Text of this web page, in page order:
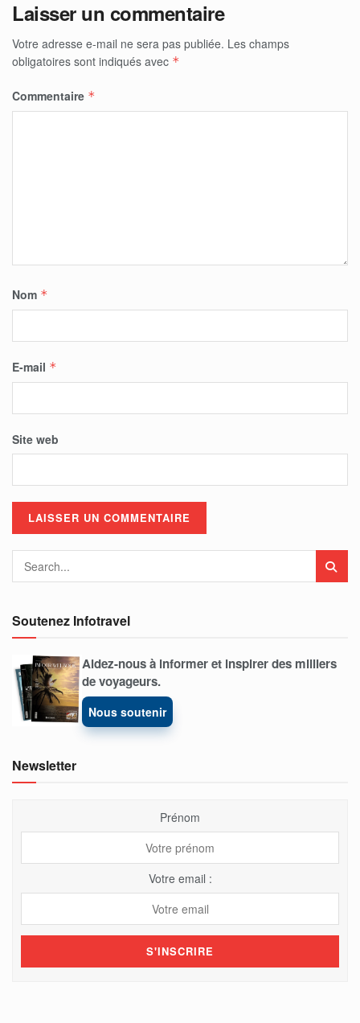
Laisser un commentaire
Votre adresse e-mail ne sera pas publiée. Les champs
obligatoires sont indiqués avec *
Commentaire *
Nom *
E-mail *
Site web
Soutenez Infotravel
Aidez-nous à informer et inspirer des milliers
de voyageurs.
Nous soutenir
Newsletter
Prénom
Votre email :